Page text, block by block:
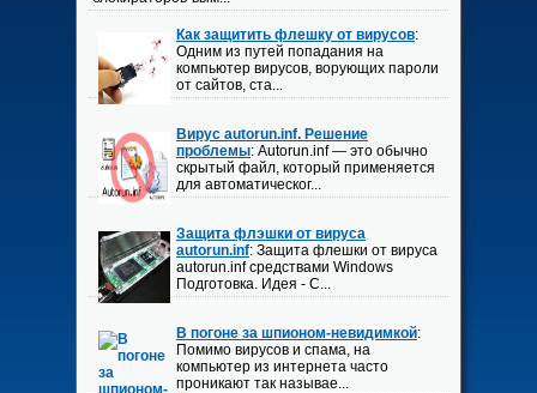
Как защитить флешку от вирусов:
Одним из путей попадания на
компьютер вирусов, ворующих пароли
от сайтов, ста...
Вирус autorun.inf. Решение
проблемы: Autorun.inf — это обычно
скрытый файл, который применяется
для автоматическог...
Защита флэшки от вируса
autorun.inf: Защита флешки от вируса
autorun.inf средствами Windows
Подготовка. Идея - С...
В погоне за шпионом-невидимкой:
Помимо вирусов и спама, на
компьютер из интернета часто
проникают так называе...